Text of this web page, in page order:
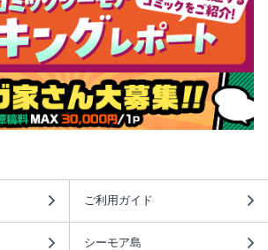
ご利用ガイド
シーモア島